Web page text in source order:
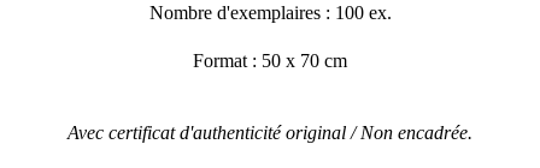
Nombre d'exemplaires : 100 ex.
Format : 50 x 70 cm
Avec certificat d'authenticité original / Non encadrée.